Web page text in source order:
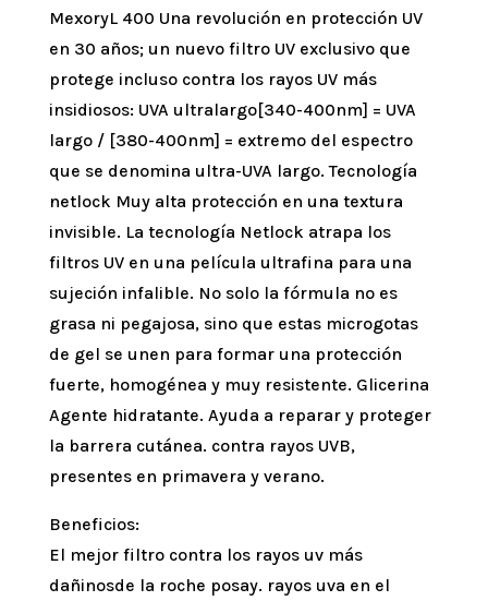
MexoryL 400 Una revolución en protección UV
en 30 años; un nuevo filtro UV exclusivo que
protege incluso contra los rayos UV más
insidiosos: UVA ultralargo[340-400nm] = UVA
largo / [380-400nm] = extremo del espectro
que se denomina ultra-UVA largo. Tecnología
netlock Muy alta protección en una textura
invisible. La tecnología Netlock atrapa los
filtros UV en una película ultrafina para una
sujeción infalible. No solo la fórmula no es
grasa ni pegajosa, sino que estas microgotas
de gel se unen para formar una protección
fuerte, homogénea y muy resistente. Glicerina
Agente hidratante. Ayuda a reparar y proteger
la barrera cutánea. contra rayos UVB,
presentes en primavera y verano.
Beneficios:
El mejor filtro contra los rayos uv más
dañinosde la roche posay. rayos uva en el